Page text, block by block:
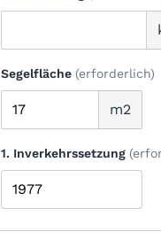
Segelfläche (erforderlich)
m2
1. Inverkehrssetzung